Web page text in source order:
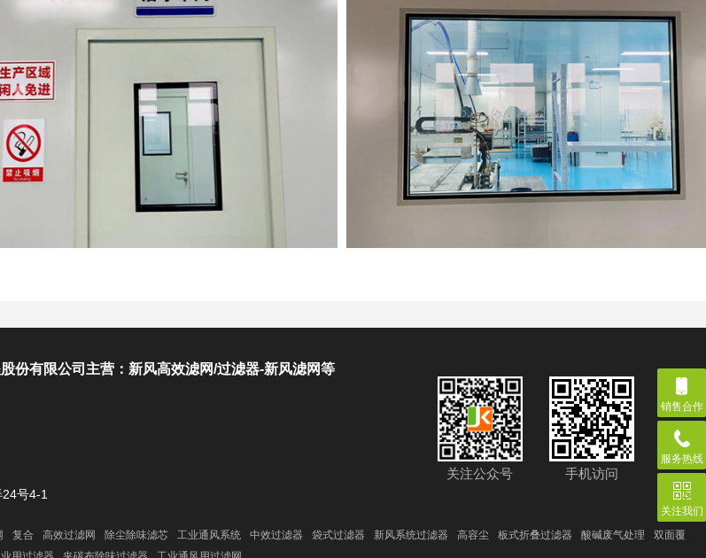
份有限公司主营：新风高效滤网/过滤器-新风滤网等
号4-1
关注公众号 手机访问
复合 高效过滤网 除尘除味滤芯 工业通风系统 中效过滤器 袋式过滤器 新风系统过滤器 高容尘 板式折叠过滤器 酸碱废气处理
双面覆
销售合作
服务热线
关注我们